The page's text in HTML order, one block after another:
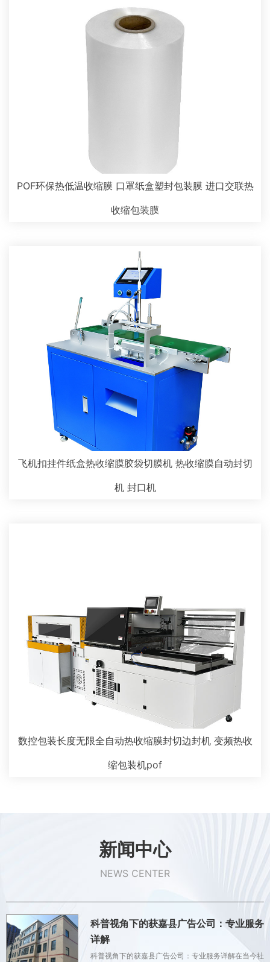
POF环保热低温收缩膜 口罩纸盒塑封包装膜 进口交联热
收缩包装膜
飞机扣挂件纸盒热收缩膜胶袋切膜机 热收缩膜自动封切
机 封口机
数控包装长度无限全自动热收缩膜封切边封机 变频热收
缩包装机pof
新闻中心
NEWS CENTER
科普视角下的获嘉县广告公司：专业服务
详解
科普视角下的获嘉县广告公司：专业服务详解在当今社